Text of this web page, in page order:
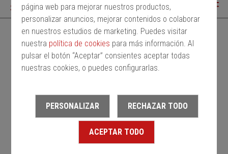
página web para mejorar nuestros productos,
personalizar anuncios, mejorar contenidos o colaborar
en nuestros estudios de marketing. Puedes visitar
nuestra política de cookies para más información. Al
pulsar el botón “Aceptar” consientes aceptar todas
nuestras cookies, o puedes configurarlas.
PERSONALIZAR RECHAZAR TODO
ACEPTAR TODO
Desde
Estación de llegada